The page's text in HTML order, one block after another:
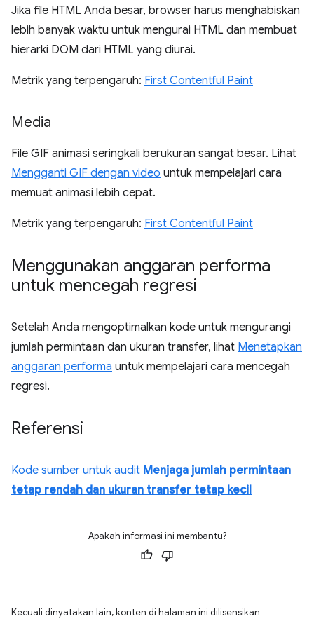
Jika file HTML Anda besar, browser harus menghabiskan
lebih banyak waktu untuk mengurai HTML dan membuat
hierarki DOM dari HTML yang diurai.
Metrik yang terpengaruh: First Contentful Paint
Media
File GIF animasi seringkali berukuran sangat besar. Lihat
Mengganti GIF dengan video untuk mempelajari cara
memuat animasi lebih cepat.
Metrik yang terpengaruh: First Contentful Paint
Menggunakan anggaran performa
untuk mencegah regresi
Setelah Anda mengoptimalkan kode untuk mengurangi
jumlah permintaan dan ukuran transfer, lihat Menetapkan
anggaran performa untuk mempelajari cara mencegah
regresi.
Referensi
Kode sumber untuk audit Menjaga jumlah permintaan
tetap rendah dan ukuran transfer tetap kecil
Apakah informasi ini membantu?
Kecuali dinyatakan lain, konten di halaman ini dilisensikan